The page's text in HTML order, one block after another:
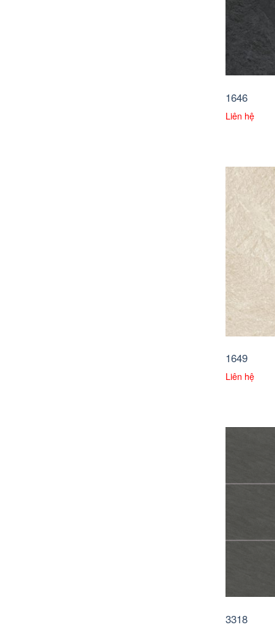
1646
Liên hệ
1649
Liên hệ
3318